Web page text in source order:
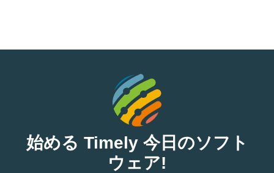
始める Timely 今日のソフト
ウェア!